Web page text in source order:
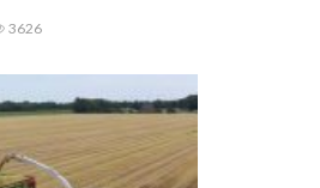
3626